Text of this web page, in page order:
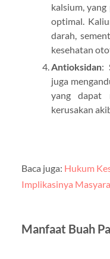
kalsium,
optimal.
darah,
kesehatan
Antioksidan:
juga
yang dapat
kerusakan
Baca juga: Hukum
Implikasinya
Manfaat Buah